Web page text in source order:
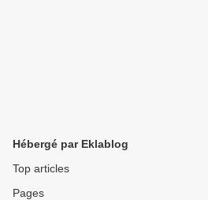
Hébergé par Eklablog
Top articles
Pages